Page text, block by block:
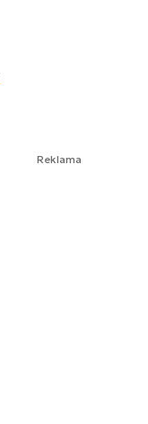
Reklama